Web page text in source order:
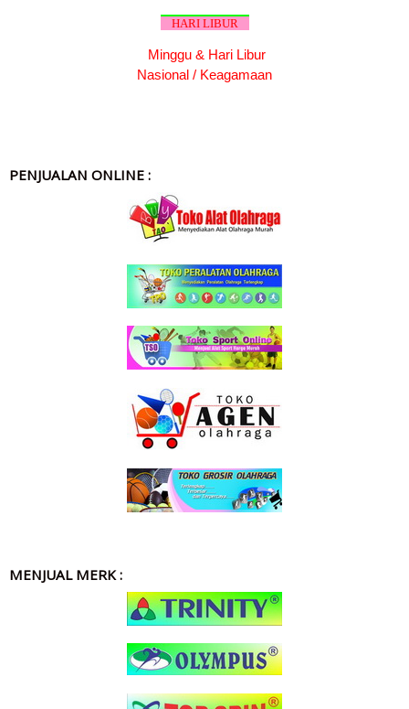
HARI LIBUR
Minggu & Hari Libur
Nasional / Keagamaan
PENJUALAN ONLINE :
MENJUAL MERK :